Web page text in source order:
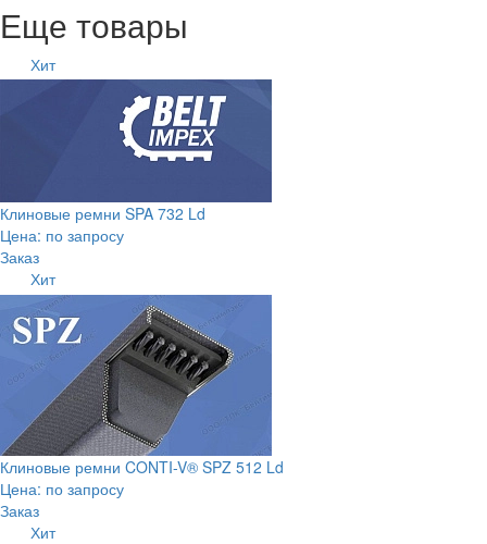
Еще товары
Хит
Клиновые ремни SPA 732 Ld
Цена: по запросу
Заказ
Хит
Клиновые ремни CONTI-V® SPZ 512 Ld
Цена: по запросу
Заказ
Хит